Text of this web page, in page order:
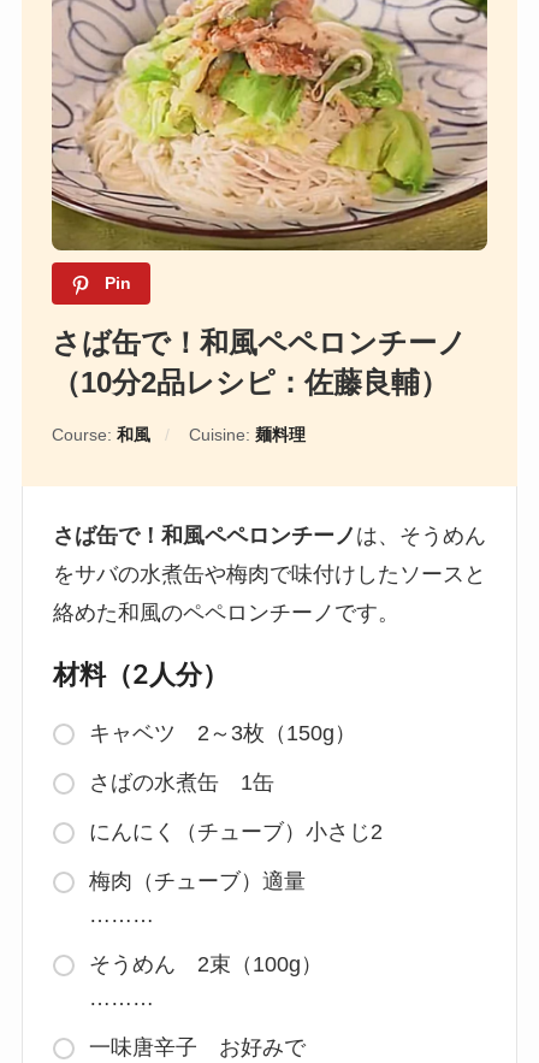
Pin
さば缶で！和風ペペロンチーノ
（10分2品レシピ：佐藤良輔）
Course: 和風 Cuisine: 麺料理
さば缶で！和風ペペロンチーノ は、そうめん
をサバの水煮缶や梅肉で味付けしたソースと
絡めた和風のペペロンチーノです。
材料（2人分）
キャベツ 2～3枚（150g）
さばの水煮缶 1缶
にんにく（チューブ）小さじ2
梅肉（チューブ）適量
………
そうめん 2束（100g）
………
一味唐辛子 お好みで